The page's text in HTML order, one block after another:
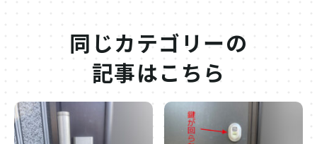
同じカテゴリーの
記事はこちら